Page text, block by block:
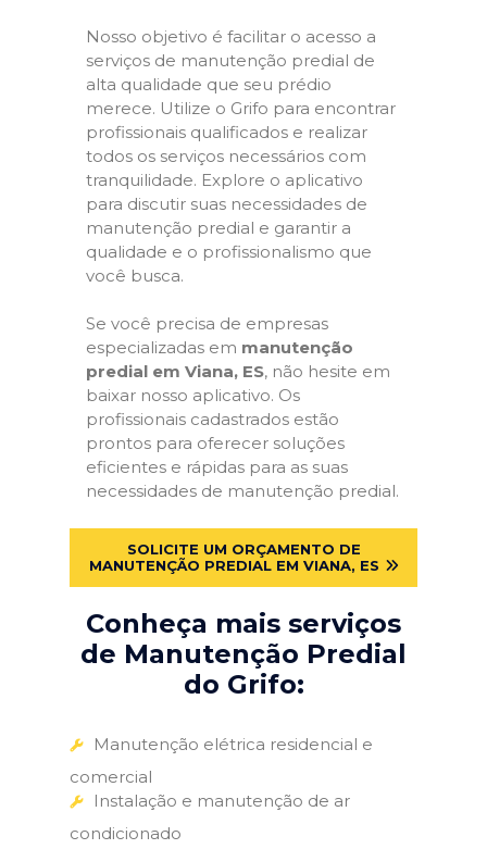
Nosso objetivo é facilitar o acesso a
serviços de manutenção predial de
alta qualidade que seu prédio
merece. Utilize o Grifo para encontrar
profissionais qualificados e realizar
todos os serviços necessários com
tranquilidade. Explore o aplicativo
para discutir suas necessidades de
manutenção predial e garantir a
qualidade e o profissionalismo que
você busca.
Se você precisa de empresas
especializadas em manutenção
predial em Viana, ES, não hesite em
baixar nosso aplicativo. Os
profissionais cadastrados estão
prontos para oferecer soluções
eficientes e rápidas para as suas
necessidades de manutenção predial.
SOLICITE UM ORÇAMENTO DE
MANUTENÇÃO PREDIAL EM VIANA, ES
Conheça mais serviços
de Manutenção Predial
do Grifo:
Manutenção elétrica residencial e
comercial
Instalação e manutenção de ar
condicionado